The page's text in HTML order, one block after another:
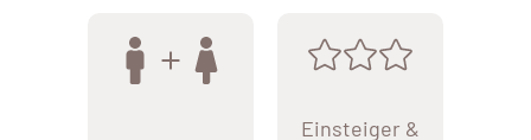
Einsteiger &